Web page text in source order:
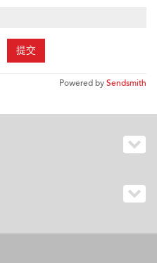
提交
Powered bySendsmith